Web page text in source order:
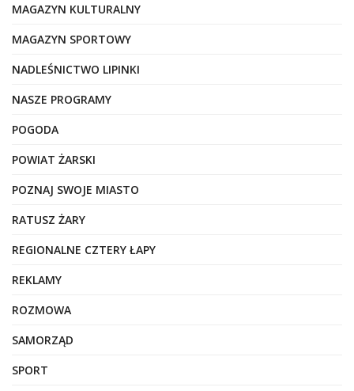
MAGAZYN KULTURALNY
MAGAZYN SPORTOWY
NADLEŚNICTWO LIPINKI
NASZE PROGRAMY
POGODA
POWIAT ŻARSKI
POZNAJ SWOJE MIASTO
RATUSZ ŻARY
REGIONALNE CZTERY ŁAPY
REKLAMY
ROZMOWA
SAMORZĄD
SPORT